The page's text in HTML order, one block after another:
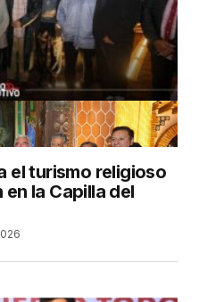
el turismo religioso
la Capilla del